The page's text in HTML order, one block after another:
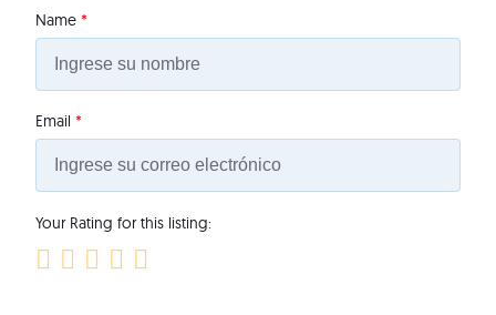
Name *
Email *
Your Rating for this listing: